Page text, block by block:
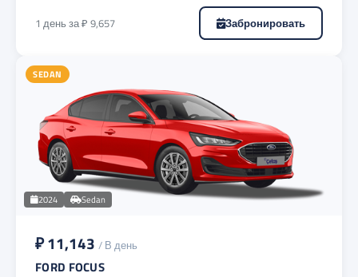
1 день за ₽ 9,657 Забронировать
SEDAN
2024 Sedan
₽ 11,143 / В день
FORD FOCUS